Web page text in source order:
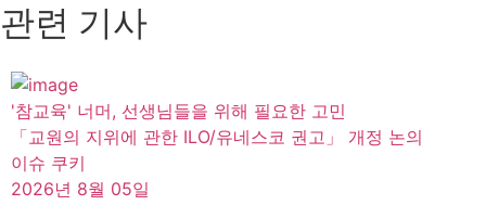
관련 기사
'참교육' 너머, 선생님들을 위해 필요한 고민
「교원의 지위에 관한 ILO/유네스코 권고」 개정 논의
이슈 쿠키
2026년 8월 05일